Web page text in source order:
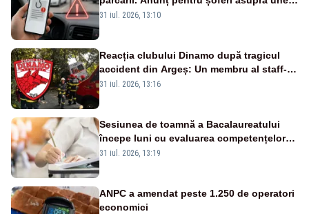
noi metode de fraudă online
31 iul. 2026, 13:10
Reacția clubului Dinamo după tragicul
accident din Argeș: Un membru al staff-
ului medical a murit, antrenorul Adrian
31 iul. 2026, 13:16
Sesiunea de toamnă a Bacalaureatului
începe luni cu evaluarea competențelor
orale la Limba română
31 iul. 2026, 13:19
ANPC a amendat peste 1.250 de operatori
economici